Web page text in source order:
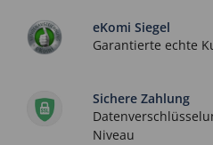
eKomi Siegel
Garantierte echte
Sichere Zahlung
Niveau